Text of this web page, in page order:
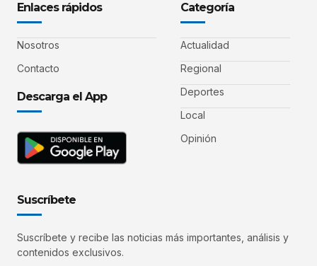
Enlaces rápidos
Nosotros
Contacto
Descarga el App
Categoría
Actualidad
Regional
Deportes
Local
Opinión
Suscríbete
Suscríbete y recibe las noticias más importantes, análisis y
contenidos exclusivos.